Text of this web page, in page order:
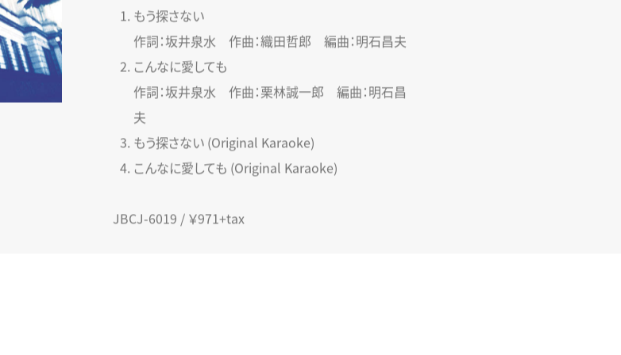
もう探さない
作詞：坂井泉水 作曲：織田哲郎 編曲：明石昌夫
こんなに愛しても
作詞：坂井泉水 作曲：栗林誠一郎 編曲：明石昌
夫
もう探さない (Original Karaoke)
こんなに愛しても (Original Karaoke)
JBCJ-6019 / ￥971+tax